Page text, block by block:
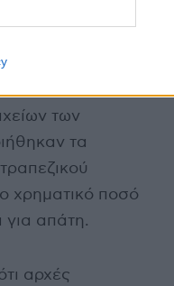
μέσω
-480- ευρώ, για
των
τα
χρηματικό ποσό
για απάτη.
αρχές